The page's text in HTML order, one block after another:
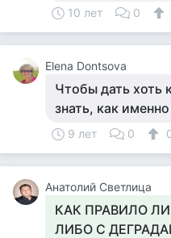
10 лет 0
Elena Dontsova
Чтобы дать хоть
знать, как
9 лет 0
Анатолий Светлица
КАК ПРАВИЛО
ЛИБО С